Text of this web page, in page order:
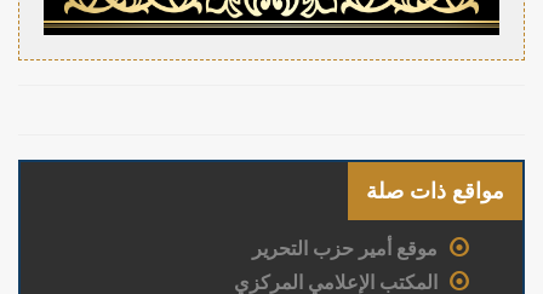
مواقع ذات صلة
موقع أمير حزب التحرير
المكتب الإعلامي المركزي